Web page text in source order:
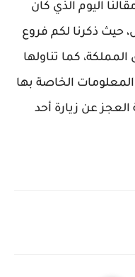
اليوم الذي كان
حيث ذكرنا لكم فروع
كما تناولها
الخاصة بها
العجز عن زيارة أحد